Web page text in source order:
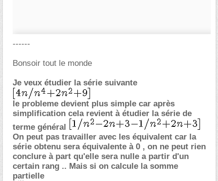
------
Bonsoir tout le monde
Je veux étudier la série suivante
le probleme devient plus simple car après
simplification cela revient à étudier la série de
terme général
On peut pas travailler avec les équivalent car la
série obtenu sera équivalente à 0 , on ne peut rien
conclure à part qu'elle sera nulle a partir d'un
certain rang .. Mais si on calcule la somme
partielle